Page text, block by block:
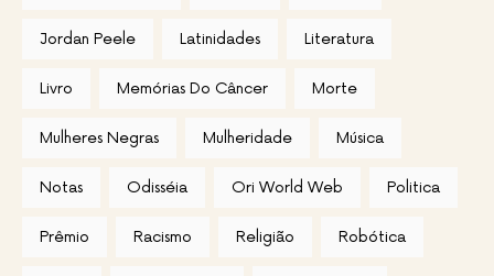
Jordan Peele Latinidades Literatura
Livro Memórias Do Câncer Morte
Mulheres Negras Mulheridade Música
Notas Odisséia Ori World Web Politica
Prêmio Racismo Religião Robótica